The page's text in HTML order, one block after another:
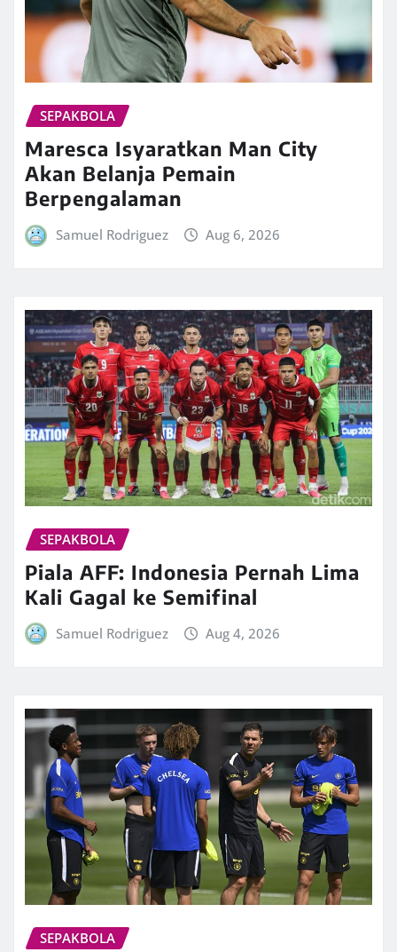
SEPAKBOLA
Maresca Isyaratkan Man City
Akan Belanja Pemain
Berpengalaman
Samuel Rodriguez Aug 6, 2026
SEPAKBOLA
Piala AFF: Indonesia Pernah Lima
Kali Gagal ke Semifinal
Samuel Rodriguez Aug 4, 2026
SEPAKBOLA